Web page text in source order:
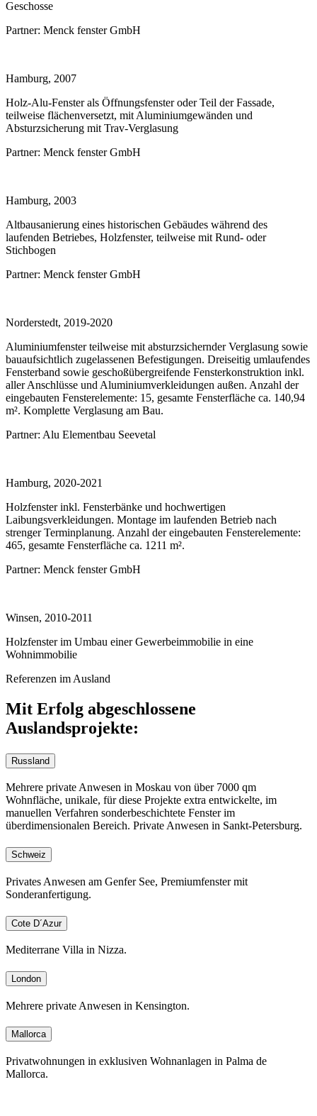
Geschosse
Partner: Menck fenster GmbH
Hamburg, 2007
Holz-Alu-Fenster als Öffnungsfenster oder Teil der Fassade,
teilweise flächenversetzt, mit Aluminiumgewänden und
Absturzsicherung mit Trav-Verglasung
Partner: Menck fenster GmbH
Hamburg, 2003
Altbausanierung eines historischen Gebäudes während des
laufenden Betriebes, Holzfenster, teilweise mit Rund- oder
Stichbogen
Partner: Menck fenster GmbH
Norderstedt, 2019-2020
Aluminium­fenster teilweise mit absturz­sichernder Verglasung sowie
bauaufsichtlich zugelassenen Befestigungen. Dreiseitig umlaufendes
Fensterband sowie geschoß­übergreifende Fenster­konstruktion inkl.
aller Anschlüsse und Aluminium­verklei­dungen außen. Anzahl der
eingebauten Fenster­elemente: 15, gesamte Fenster­fläche ca. 140,94
m². Komplette Verglasung am Bau.
Partner: Alu Elementbau Seevetal
Hamburg, 2020-2021
Holzfenster inkl. Fensterbänke und hochwertigen
Laibungsverkleidungen. Montage im laufenden Betrieb nach
strenger Terminplanung. Anzahl der eingebauten Fensterelemente:
465, gesamte Fensterfläche ca. 1211 m².
Partner: Menck fenster GmbH
Winsen, 2010-2011
Holzfenster im Umbau einer Gewerbeimmobilie in eine
Wohnimmobilie
Referenzen im Ausland
Mit Erfolg abgeschlossene
Auslandsprojekte:
Russland
Mehrere private Anwesen in Moskau von über 7000 qm
Wohnfläche, unikale, für diese Projekte extra entwickelte, im
manuellen Verfahren sonderbeschichtete Fenster im
überdimensionalen Bereich. Private Anwesen in Sankt-Petersburg.
Schweiz
Privates Anwesen am Genfer See, Premiumfenster mit
Sonderanfertigung.
Cote D´Azur
Mediterrane Villa in Nizza.
London
Mehrere private Anwesen in Kensington.
Mallorca
Privatwohnungen in exklusiven Wohnanlagen in Palma de
Mallorca.